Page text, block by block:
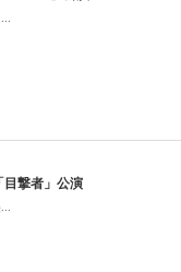
目撃者」公演